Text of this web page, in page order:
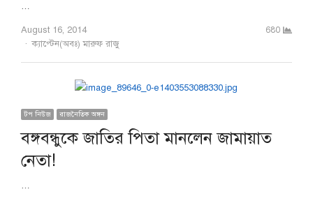
…
August 16, 2014
Author
ক্যাপ্টেন(অবঃ) মারুফ রাজু
680
টপ নিউজ রাজনৈতিক অঙ্গন
বঙ্গবন্ধুকে জাতির পিতা মানলেন জামায়াত
নেতা!
…